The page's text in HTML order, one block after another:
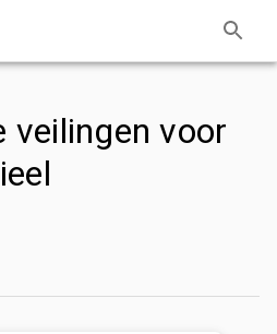
veilingen voor